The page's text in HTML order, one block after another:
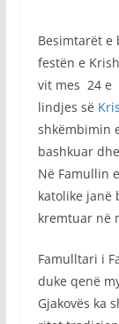
Besimtarët
festën e
vit mes 24 e
lindjes së
shkëmbimin
bashkuar
Në Famullin
katolike janë
kremtuar në
Famulltari i
duke qenë
Gjakovës ka